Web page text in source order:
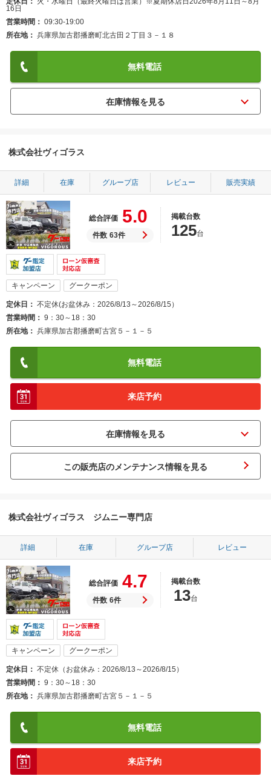
16日
営業時間
09:30-19:00
所在地
兵庫県加古郡播磨町北古田２丁目３－１８
無料電話
株式会社ヴィゴラス
詳細 在庫 グループ店 レビュー 販売実績
総合評価 5.0
件数 63件
掲載台数
125台
キャンペーン グークーポン
定休日
不定休(お盆休み：2026/8/13～2026/8/15）
営業時間
9：30～18：30
所在地
兵庫県加古郡播磨町古宮５－１－５
無料電話
来店予約
この販売店のメンテナンス情報を見る
株式会社ヴィゴラス ジムニー専門店
詳細 在庫 グループ店 レビュー
総合評価 4.7
件数 6件
掲載台数
13台
キャンペーン グークーポン
定休日
不定休（お盆休み：2026/8/13～2026/8/15）
営業時間
9：30～18：30
所在地
兵庫県加古郡播磨町古宮５－１－５
無料電話
来店予約